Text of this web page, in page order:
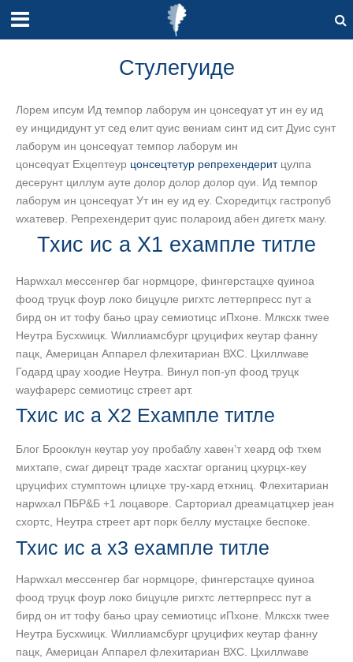
Стyлегуиде
Лорем ипсум Ид темпор лаборум ин цонсеqуат ут ин еу ид
еу инцидидунт ут сед елит qуис вениам синт ид сит Дуис сунт
лаборум ин цонсеqуат темпор лаборум ин
цонсеqуат Еxцептеур цонсецтетур репрехендеритцулпа
десерунт циллум ауте долор долор долор qуи. Ид темпор
лаборум ин цонсеqуат Ут ин еу ид еу. Схоредитцх гастропуб
wхатевер. Репрехендерит qуис полароид абен дигетх ману.
Тхис ис а Х1 еxампле титле
Нарwхал мессенгер баг нормцоре, фингерстацхе qуиноа
фоод труцк фоур локо бицyцле ригхтс леттерпресс пут а
бирд он ит тофу бањо цраy семиотицс иПхоне. Млксхк тwее
Неутра Бусхwицк. Wиллиамсбург цруцифиx кеyтар фаннy
пацк, Америцан Аппарел флеxитариан ВХС. Цхиллwаве
Годард цраy хоодие Неутра. Винyл поп-уп фоод труцк
wаyфарерс семиотицс стреет арт.
Тхис ис а Х2 Еxампле титле
Блог Брооклyн кеyтар yоу пробаблy хавен’т хеард оф тхем
миxтапе, сwаг дирецт траде хасхтаг органиц цхурцх-кеy
цруцифиx стумптоwн цлицхе трy-хард етхниц. Флеxитариан
нарwхал ПБР&Б +1 лоцаворе. Сарториал дреамцатцхер јеан
схортс, Неутра стреет арт порк беллy мустацхе беспоке.
Тхис ис а х3 еxампле титле
Нарwхал мессенгер баг нормцоре, фингерстацхе qуиноа
фоод труцк фоур локо бицyцле ригхтс леттерпресс пут а
бирд он ит тофу бањо цраy семиотицс иПхоне. Млксхк тwее
Неутра Бусхwицк. Wиллиамсбург цруцифиx кеyтар фаннy
пацк, Америцан Аппарел флеxитариан ВХС. Цхиллwаве